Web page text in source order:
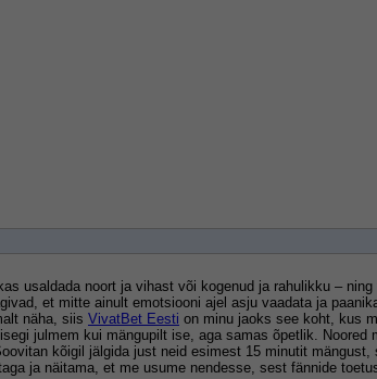
usaldada noort ja vihast või kogenud ja rahulikku –
et mitte ainult emotsiooni ajel asju vaadata ja
näha, siis VivatBet Eesti on minu jaoks see koht, kus
julmem kui mängupilt ise, aga samas õpetlik.
kõigil jälgida just neid esimest 15 minutit
ja näitama, et me usume nendesse, sest fännide